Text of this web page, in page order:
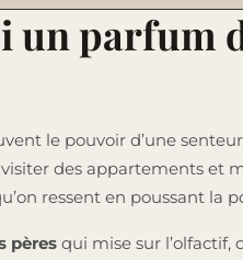
un parfum
le pouvoir d’une
des appartements et
ressent en poussant la
pères qui mise sur l’olfactif,